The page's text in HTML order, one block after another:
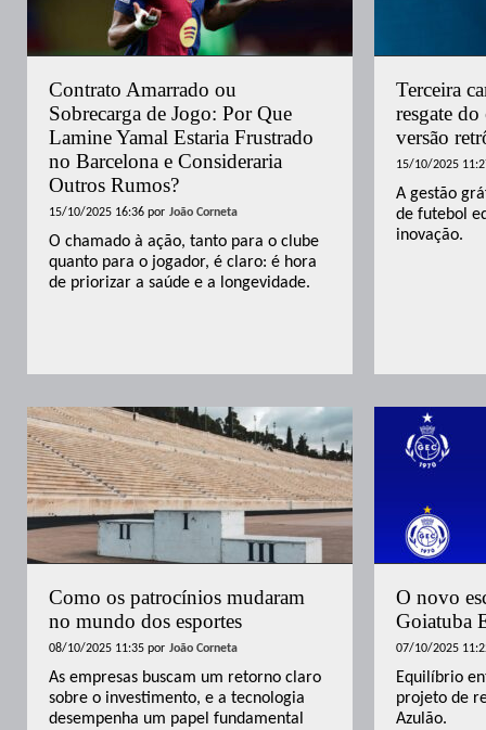
Contrato Amarrado ou
Sobrecarga de Jogo: Por Que
Lamine Yamal Estaria Frustrado
no Barcelona e Consideraria
Outros Rumos?
15/10/2025 16:36 por João Corneta
O chamado à ação, tanto para o clube
quanto para o jogador, é claro: é hora
de priorizar a saúde e a longevidade.
Terceira
resgate
versão
15/10/2025
A gestão
de futebol
inovação.
Como os patrocínios mudaram
no mundo dos esportes
08/10/2025 11:35 por João Corneta
As empresas buscam um retorno claro
sobre o investimento, e a tecnologia
desempenha um papel fundamental
O novo
Goiatuba
07/10/2025
Equilíbrio
projeto de
Azulão.